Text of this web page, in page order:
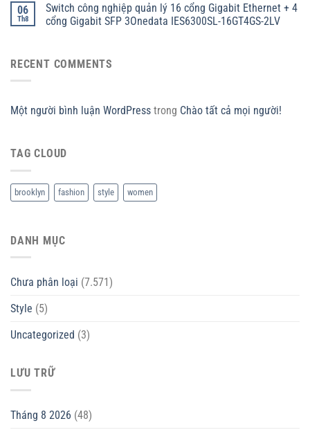
06
Th8
Switch công nghiệp quản lý 16 cổng Gigabit Ethernet + 4
cổng Gigabit SFP 3Onedata IES6300SL-16GT4GS-2LV
RECENT COMMENTS
Một người bình luận WordPress trong Chào tất cả mọi người!
TAG CLOUD
brooklyn fashion style women
DANH MỤC
Chưa phân loại (7.571)
Style (5)
Uncategorized (3)
LƯU TRỮ
Tháng 8 2026 (48)